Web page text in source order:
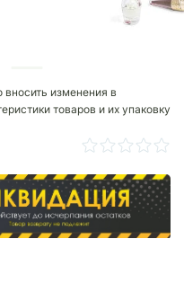
вносить изменения в
товаров и их упаковку